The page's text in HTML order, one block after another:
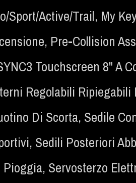
sport/active/trail, My
, Pre-Collision
Touchscreen 8" A
Regolabili
Di Scorta, Sedile
, Sedili Posteriori
Pioggia, Servosterzo